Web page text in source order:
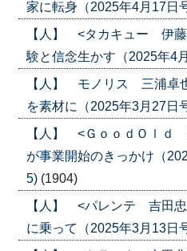
家に転身（2025年4月17日
【人】 <タカキュー 伊
験と信念生かす（2025年4
【人】 モノリス 三浦卓
を素材に（2025年3月27日
【人】 <ＧｏｏｄＯｌ
が事業開始のきっかけ（
5) (1904)
【人】 <パレンテ 吉田
に乗って（2025年3月13日